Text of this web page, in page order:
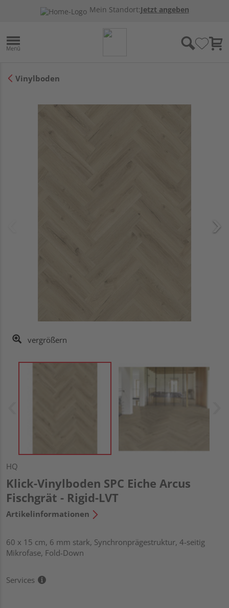
Mein Standort:Jetzt angeben
Vinylboden
vergrößern
HQ
Klick-Vinylboden SPC Eiche Arcus
Fischgrät - Rigid-LVT
Artikelinformationen
60 x 15 cm, 6 mm stark, Synchronprägestruktur, 4-seitig
Mikrofase, Fold-Down
Services